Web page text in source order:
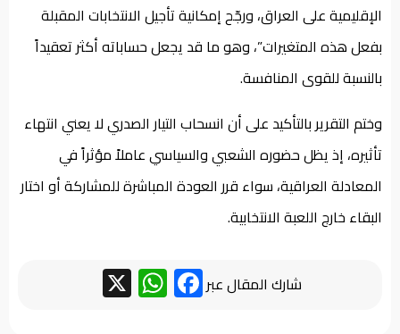
الإقليمية على العراق، ورجّح إمكانية تأجيل الانتخابات المقبلة
بفعل هذه المتغيرات”، وهو ما قد يجعل حساباته أكثر تعقيداً
بالنسبة للقوى المنافسة.
وختم التقرير بالتأكيد على أن انسحاب التيار الصدري لا يعني انتهاء
تأثيره، إذ يظل حضوره الشعبي والسياسي عاملاً مؤثراً في
المعادلة العراقية، سواء قرر العودة المباشرة للمشاركة أو اختار
البقاء خارج اللعبة الانتخابية.
شارك المقال عبر Facebook
WhatsApp